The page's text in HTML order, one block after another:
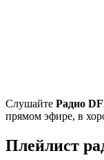
Cлушайте Радио
прямом эфире, в
Плейлист